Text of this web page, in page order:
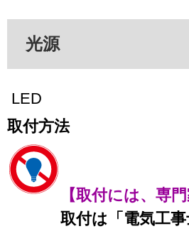
光源
LED
取付方法
【取付には、専
取付は「電気工